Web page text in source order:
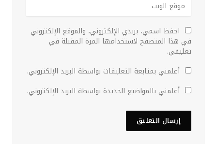
احفظ اسمي، بريدي الإلكتروني، والموقع الإلكتروني
في هذا المتصفح لاستخدامها المرة المقبلة في
تعليقي.
أعلمني بمتابعة التعليقات بواسطة البريد الإلكتروني.
أعلمني بالمواضيع الجديدة بواسطة البريد الإلكتروني.